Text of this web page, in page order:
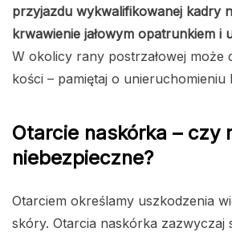
przyjazdu wykwalifikowanej kadry
krwawienie jałowym opatrunkiem i
W okolicy rany postrzałowej może
kości – pamiętaj o unieruchomieniu
Otarcie naskórka – czy
niebezpieczne?
Otarciem określamy uszkodzenia
skóry. Otarcia naskórka zazwyczaj